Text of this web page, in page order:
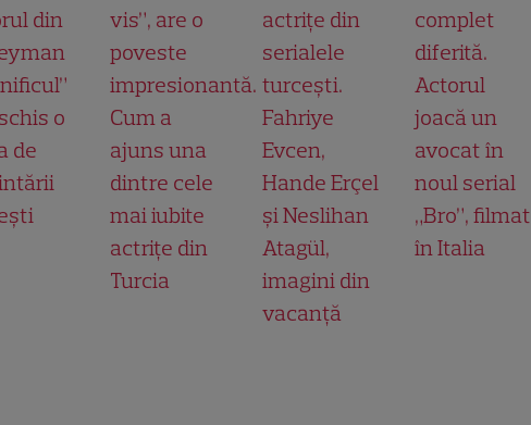
din
o
de
vis”, are o
poveste
impresionantă.
Cum a
ajuns una
dintre cele
mai iubite
actrițe din
Turcia
actrițe din
serialele
turcești.
Fahriye
Evcen,
Hande Erçel
și Neslihan
Atagül,
imagini din
vacanță
complet
diferită.
Actorul
joacă un
avocat în
noul serial
„Bro”, filmat
în Italia